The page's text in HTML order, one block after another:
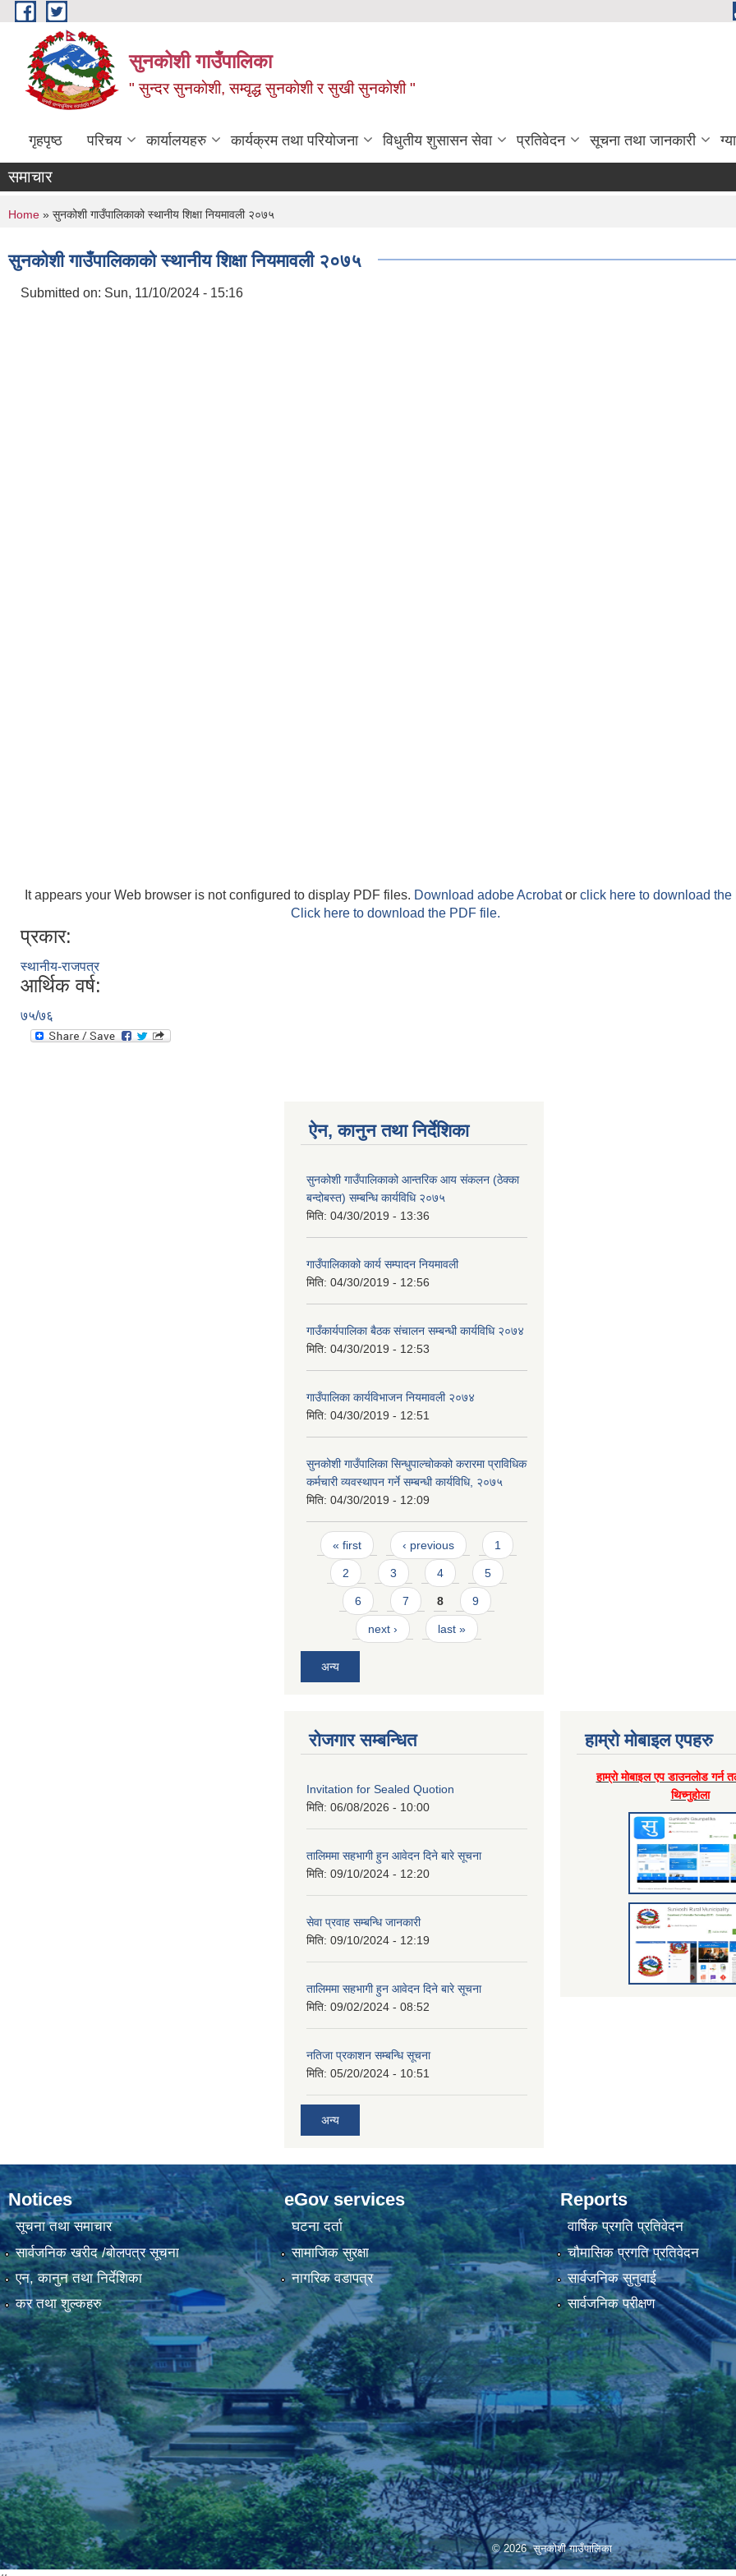
Skip to main content
सुनकोशी गाउँपालिका
" सुन्दर सुनकाेशी, सम्वृद्ध सुनकाेशी र सुखी सुनकाेशी "
गृहपृष्ठ परिचय कार्यालयहरु कार्यक्रम तथा परियोजना विधुतीय शुसासन सेवा प्रतिवेदन सूचना तथा जानकारी
समाचार
You are here
Home » सुनकोशी गाउँपालिकाको स्थानीय शिक्षा नियमावली २०७५
सुनकोशी गाउँपालिकाको स्थानीय शिक्षा नियमावली २०७५
Submitted on: Sun, 11/10/2024 - 15:16
It appears your Web browser is not configured to display PDF files. Download adobe Acrobator click here to download the
Click here to download the PDF file.
प्रकार:
स्थानीय-राजपत्र
आर्थिक वर्ष:
७५/७६
ऐन, कानुन तथा निर्देशिका
सुनकोशी गाउँपालिकाको आन्तरिक आय संकलन (ठेक्का
बन्दोबस्त) सम्बन्धि कार्यविधि २०७५
मिति: 04/30/2019 - 13:36
गाउँपालिकाको कार्य सम्पादन नियमावली
मिति: 04/30/2019 - 12:56
गाउँकार्यपालिका बैठक संचालन सम्बन्धी कार्यविधि २०७४
मिति: 04/30/2019 - 12:53
गाउँपालिका कार्यविभाजन नियमावली २०७४
मिति: 04/30/2019 - 12:51
सुनकोशी गाउँपालिका सिन्धुपाल्चोकको करारमा प्राविधिक
कर्मचारी व्यवस्थापन गर्ने सम्बन्धी कार्यविधि, २०७५
मिति: 04/30/2019 - 12:09
Pages
« first ‹ previous 1
2 3 4 5
6 7 8 9
next › last »
अन्य
रोजगार सम्बन्धित
Invitation for Sealed Quotion
मिति: 06/08/2026 - 10:00
तालिममा सहभागी हुन आवेदन दिने बारे सूचना
मिति: 09/10/2024 - 12:20
सेवा प्रवाह सम्बन्धि जानकारी
मिति: 09/10/2024 - 12:19
तालिममा सहभागी हुन आवेदन दिने बारे सूचना
मिति: 09/02/2024 - 08:52
नतिजा प्रकाशन सम्बन्धि सूचना
मिति: 05/20/2024 - 10:51
अन्य
हाम्राे माेबाइल एपहरु
हाम्राे माेबाइल एप डाउनलाेड गर्न
थिच्नुहाेला
Notices
सूचना तथा समाचार
सार्वजनिक खरीद /बोलपत्र सूचना
एन, कानुन तथा निर्देशिका
कर तथा शुल्कहरु
eGov services
घटना दर्ता
सामाजिक सुरक्षा
नागरिक वडापत्र
Reports
वार्षिक प्रगति प्रतिवेदन
चौमासिक प्रगति प्रतिवेदन
सार्वजनिक सुनुवाई
सार्वजनिक परीक्षण
© 2026 सुनकोशी गाउँपालिका